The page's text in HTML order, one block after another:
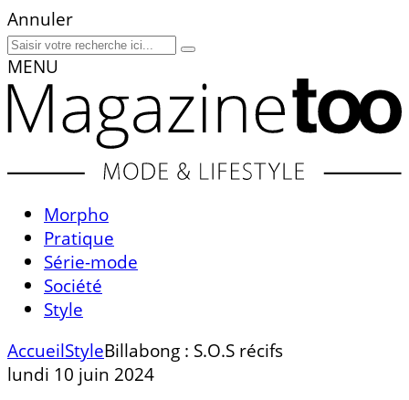
Annuler
MENU
Morpho
Pratique
Série-mode
Société
Style
AccueilStyleBillabong : S.O.S récifs
lundi 10 juin 2024